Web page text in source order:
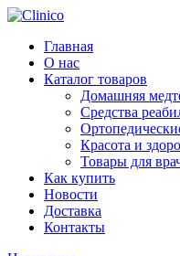
Главная
О нас
Каталог товаров
Домашняя
Средства
Красота и
Товары для
Как купить
Новости
Доставка
Контакты